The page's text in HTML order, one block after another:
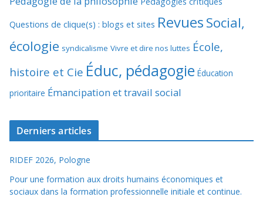
Questions de clique(s) : blogs et sites RevuesSocial,
écologie syndicalisme Vivre et dire nos luttes École,
histoire et Cie Éduc, pédagogie Éducation
prioritaire Émancipation et travail social
Derniers articles
RIDEF 2026, Pologne
Pour une formation aux droits humains économiques et
sociaux dans la formation professionnelle initiale et continue.